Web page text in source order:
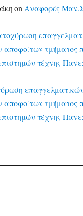
on Αναφορές
αποφοίτων τμήματος
τέχνης
αποφοίτων τμήματος
τέχνης